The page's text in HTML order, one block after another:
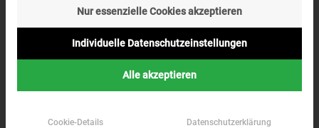
Kriegsmonaten und kurz nach der Befreiung angelegt
wurden. Nach einem internationalen Skandal um die
Vernachlässigung der Gräber entstand 1949 ein KZ-
Lager und die Erinnerungsgeschichte des Ortes von 1945
Nur essenzielle Cookies akzeptieren
Individuelle Datenschutzeinstellungen
Alle akzeptieren
Cookie-Details Datenschutzerklärung